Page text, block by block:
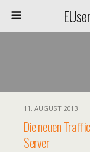
11. AUGUST 2013
Die neuen
Server